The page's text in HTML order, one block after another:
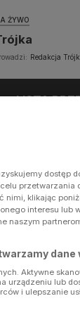
ŻYWO
Redakcja
LISTA
dostęp
przetwarzania
klikając
interesu lub
naszym
dane
Aktywne
urządzeniu lub
i ulepszanie